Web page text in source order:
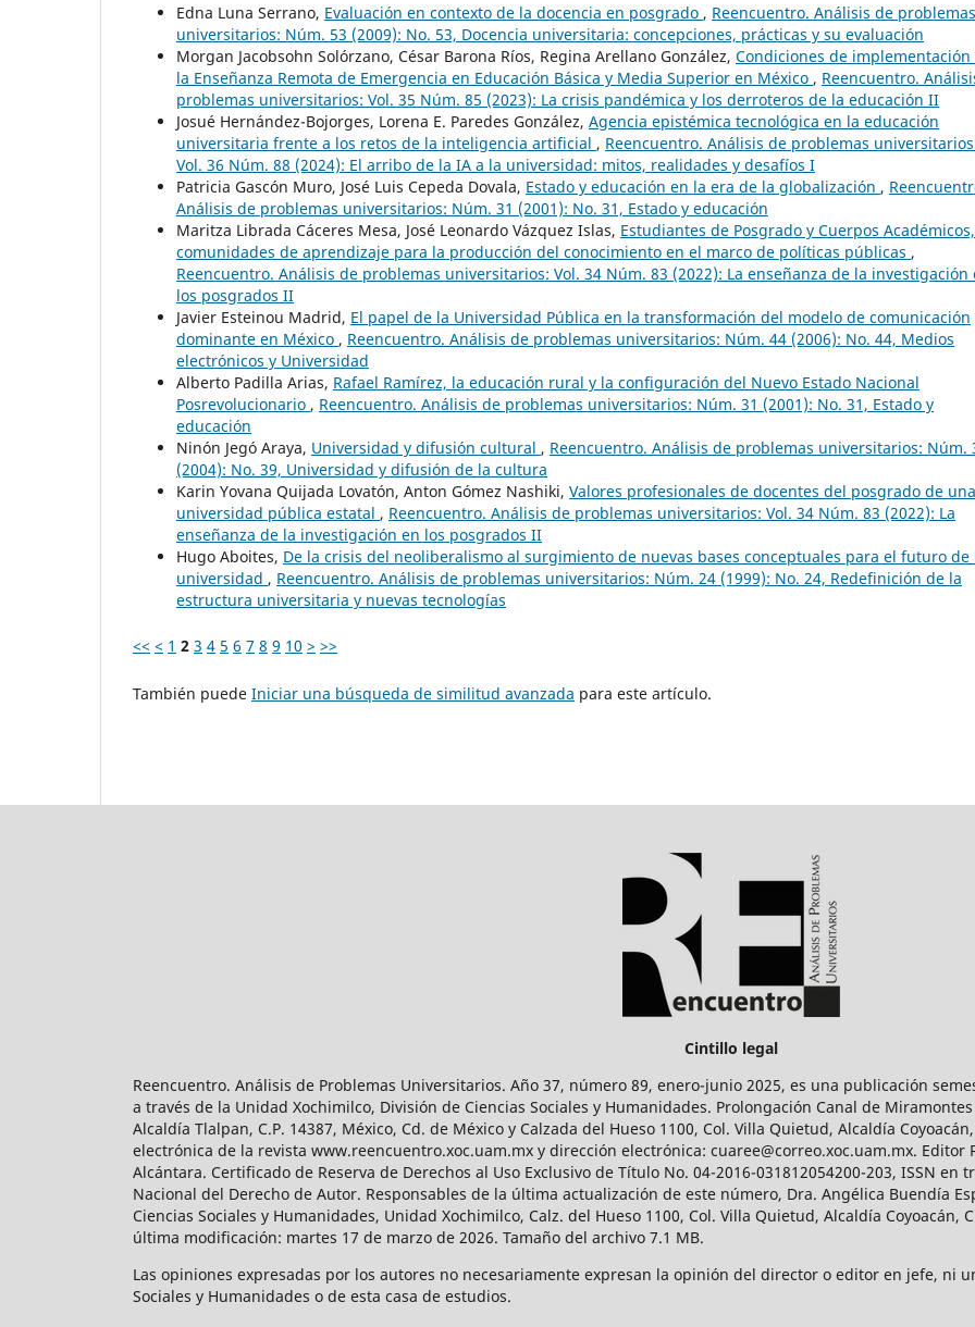
Edna Luna Serrano, Evaluación en contexto de la docencia en posgrado , Reencuentro. Análisis de problemas
universitarios: Núm. 53 (2009): No. 53, Docencia universitaria: concepciones, prácticas y su evaluación
Morgan Jacobsohn Solórzano, César Barona Ríos, Regina Arellano González, Condiciones de implementación
la Enseñanza Remota de Emergencia en Educación Básica y Media Superior en México , Reencuentro.
problemas universitarios: Vol. 35 Núm. 85 (2023): La crisis pandémica y los derroteros de la educación II
Josué Hernández-Bojorges, Lorena E. Paredes González, Agencia epistémica tecnológica en la educación
universitaria frente a los retos de la inteligencia artificial , Reencuentro. Análisis de problemas
Vol. 36 Núm. 88 (2024): El arribo de la IA a la universidad: mitos, realidades y desafíos I
Patricia Gascón Muro, José Luis Cepeda Dovala, Estado y educación en la era de la globalización ,
Análisis de problemas universitarios: Núm. 31 (2001): No. 31, Estado y educación
Maritza Librada Cáceres Mesa, José Leonardo Vázquez Islas, Estudiantes de Posgrado y Cuerpos Académicos,
comunidades de aprendizaje para la producción del conocimiento en el marco de políticas públicas ,
Reencuentro. Análisis de problemas universitarios: Vol. 34 Núm. 83 (2022): La enseñanza de la investigación
los posgrados II
Javier Esteinou Madrid, El papel de la Universidad Pública en la transformación del modelo de comunicación
dominante en México , Reencuentro. Análisis de problemas universitarios: Núm. 44 (2006): No. 44, Medios
electrónicos y Universidad
Alberto Padilla Arias, Rafael Ramírez, la educación rural y la configuración del Nuevo Estado Nacional
Posrevolucionario , Reencuentro. Análisis de problemas universitarios: Núm. 31 (2001): No. 31, Estado y
educación
Ninón Jegó Araya, Universidad y difusión cultural , Reencuentro. Análisis de problemas universitarios: Núm.
(2004): No. 39, Universidad y difusión de la cultura
Karin Yovana Quijada Lovatón, Anton Gómez Nashiki, Valores profesionales de docentes del posgrado de una
universidad pública estatal , Reencuentro. Análisis de problemas universitarios: Vol. 34 Núm. 83 (2022): La
enseñanza de la investigación en los posgrados II
Hugo Aboites, De la crisis del neoliberalismo al surgimiento de nuevas bases conceptuales para el futuro de
universidad , Reencuentro. Análisis de problemas universitarios: Núm. 24 (1999): No. 24, Redefinición de la
estructura universitaria y nuevas tecnologías
<< < 1 2 3 4 5 6 7 8 9 10 > >>
También puede Iniciar una búsqueda de similitud avanzada para este artículo.
Cintillo legal
Reencuentro. Análisis de Problemas Universitarios. Año 37, número 89, enero-junio 2025, es una publicación
a través de la Unidad Xochimilco, División de Ciencias Sociales y Humanidades. Prolongación Canal de Miramontes
Alcaldía Tlalpan, C.P. 14387, México, Cd. de México y Calzada del Hueso 1100, Col. Villa Quietud, Alcaldía
electrónica de la revista www.reencuentro.xoc.uam.mx y dirección electrónica: cuaree@correo.xoc.uam.mx. Editor
Alcántara. Certificado de Reserva de Derechos al Uso Exclusivo de Título No. 04-2016-031812054200-203, ISSN
Nacional del Derecho de Autor. Responsables de la última actualización de este número, Dra. Angélica Buendía
Ciencias Sociales y Humanidades, Unidad Xochimilco, Calz. del Hueso 1100, Col. Villa Quietud, Alcaldía Coyoacán,
última modificación: martes 17 de marzo de 2026. Tamaño del archivo 7.1 MB.
Las opiniones expresadas por los autores no necesariamente expresan la opinión del director o editor en jefe, ni
Sociales y Humanidades o de esta casa de estudios.